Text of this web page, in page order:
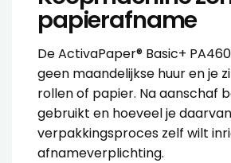
papierafname
De ActivaPaper® Basic+
geen maandelijkse huur en je
rollen of papier. Na aanschaf
gebruikt en hoeveel je
verpakkingsproces zelf wilt
afnameverplichting.